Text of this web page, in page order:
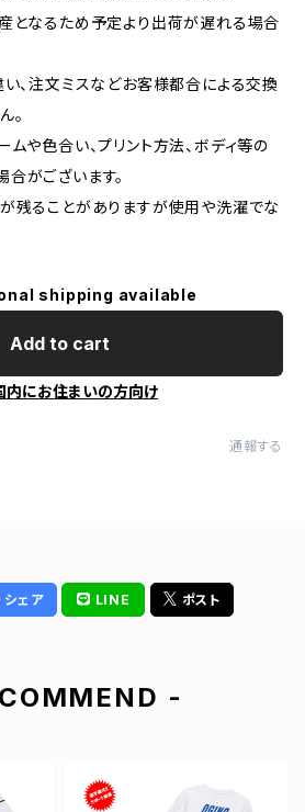
となるため予定より出荷が遅れる場合
い、注文ミスなどお客様都合による交換
。
ムや色合い、プリント方法、ボディ等の
がございます。
残ることがありますが使用や洗濯でな
shipping available
Add to cart
内にお住まいの方向け
通報する
シェア LINE ポスト
-